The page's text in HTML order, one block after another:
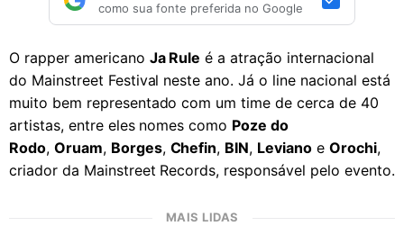
como sua fonte preferida no Google
O rapper americano Ja Rule é a atração internacional
do Mainstreet Festival neste ano. Já o line nacional está
muito bem representado com um time de cerca de 40
artistas, entre eles nomes como Poze do
Rodo, Oruam, Borges, Chefin, BIN, Leviano e Orochi,
criador da Mainstreet Records, responsável pelo evento.
MAIS LIDAS